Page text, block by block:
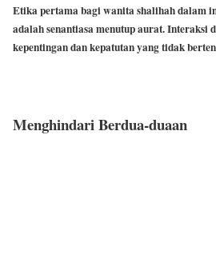
Etika pertama bagi wanita shalihah dalam
adalah senantiasa menutup aurat. Interaksi
kepentingan dan kepatutan yang tidak
Menghindari Berdua-duaan